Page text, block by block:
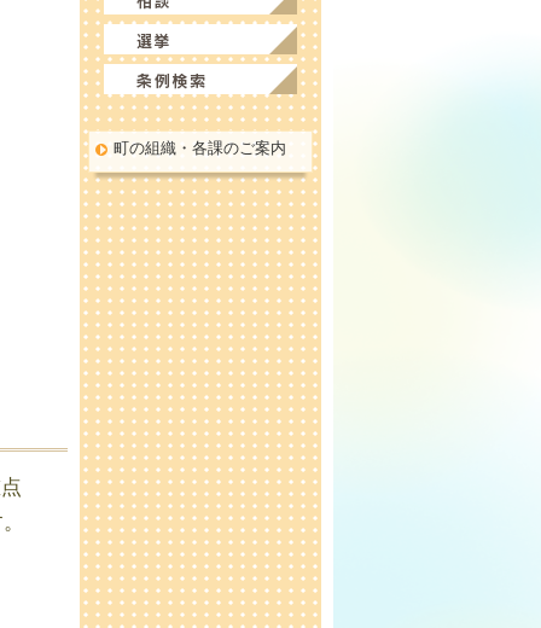
町の組織・各課のご案内